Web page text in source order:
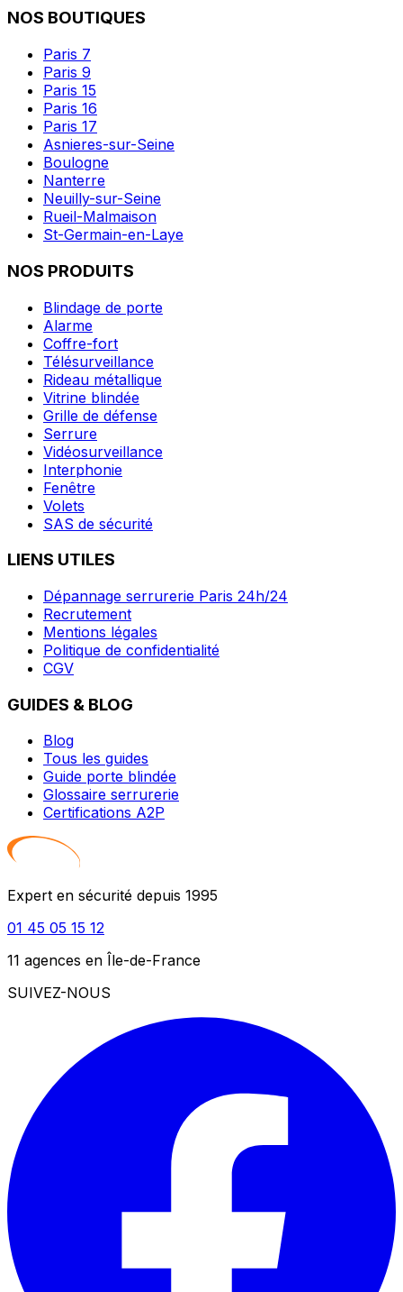
NOS BOUTIQUES
Paris 7
Paris 9
Paris 15
Paris 16
Paris 17
Asnieres-sur-Seine
Boulogne
Nanterre
Neuilly-sur-Seine
Rueil-Malmaison
St-Germain-en-Laye
NOS PRODUITS
Blindage de porte
Alarme
Coffre-fort
Télésurveillance
Rideau métallique
Vitrine blindée
Grille de défense
Serrure
Vidéosurveillance
Interphonie
Fenêtre
Volets
SAS de sécurité
LIENS UTILES
Dépannage serrurerie Paris 24h/24
Recrutement
Mentions légales
Politique de confidentialité
CGV
GUIDES & BLOG
Blog
Tous les guides
Guide porte blindée
Glossaire serrurerie
Certifications A2P
Expert en sécurité depuis 1995
01 45 05 15 12
11 agences en Île-de-France
SUIVEZ-NOUS